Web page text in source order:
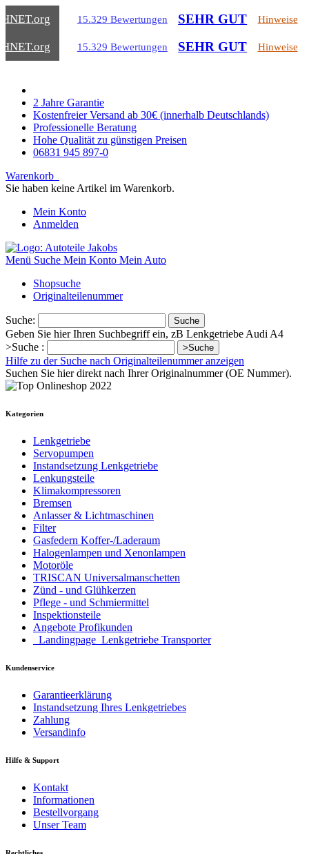
.org 15.329 Bewertungen SEHR GUT Hinweise
.org 15.329 Bewertungen SEHR GUT Hinweise
2 Jahre Garantie
Kostenfreier Versand ab 30€ (innerhalb Deutschlands)
Professionelle Beratung
Hohe Qualität zu günstigen Preisen
06831 945 897-0
Warenkorb
Sie haben keine Artikel im Warenkorb.
Mein Konto
Anmelden
Menü Suche Mein Konto Mein Auto
Shopsuche
Originalteilenummer
Suche: Suche
Geben Sie hier Ihren Suchbegriff ein, zB Lenkgetriebe Audi A4
>Suche :
>Suche
Hilfe zu der Suche nach Originalteilenummer anzeigen
Suchen Sie hier direkt nach Ihrer Originalnummer (OE Nummer).
Kategorien
Lenkgetriebe
Servopumpen
Instandsetzung Lenkgetriebe
Lenkungsteile
Klimakompressoren
Bremsen
Anlasser & Lichtmaschinen
Filter
Gasfedern Koffer-/Laderaum
Halogenlampen und Xenonlampen
Motoröle
TRISCAN Universalmanschetten
Zünd - und Glühkerzen
Pflege - und Schmiermittel
Inspektionsteile
Angebote Profikunden
_Landingpage_Lenkgetriebe Transporter
Kundenservice
Garantieerklärung
Instandsetzung Ihres Lenkgetriebes
Zahlung
Versandinfo
Hilfe & Support
Kontakt
Informationen
Bestellvorgang
Unser Team